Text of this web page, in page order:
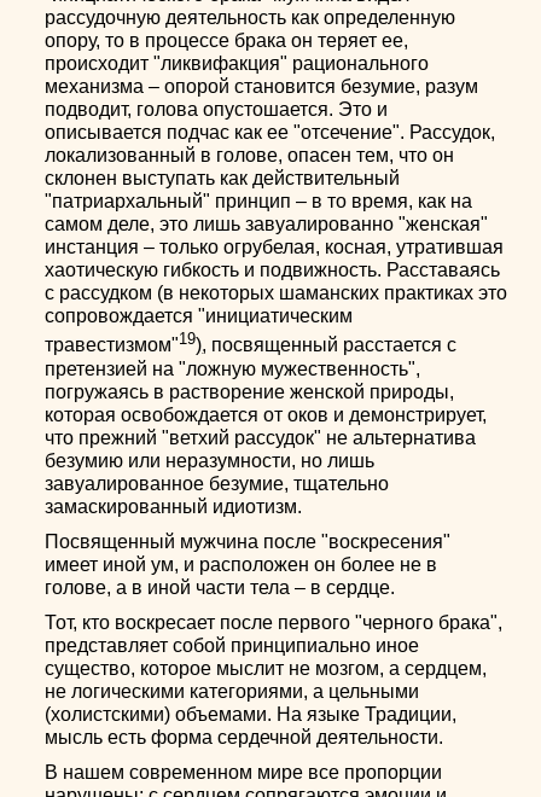
рассудочную деятельность как определенную
опору, то в процессе брака он теряет ее,
происходит "ликвифакция" рационального
механизма – опорой становится безумие, разум
подводит, голова опустошается. Это и
описывается подчас как ее "отсечение". Рассудок,
локализованный в голове, опасен тем, что он
склонен выступать как действительный
"патриархальный" принцип – в то время, как на
самом деле, это лишь завуалированно "женская"
инстанция – только огрубелая, косная, утратившая
хаотическую гибкость и подвижность. Расставаясь
с рассудком (в некоторых шаманских практиках это
сопровождается "инициатическим
травестизмом"19), посвященный расстается с
претензией на "ложную мужественность",
погружаясь в растворение женской природы,
которая освобождается от оков и демонстрирует,
что прежний "ветхий рассудок" не альтернатива
безумию или неразумности, но лишь
завуалированное безумие, тщательно
замаскированный идиотизм.
Посвященный мужчина после "воскресения"
имеет иной ум, и расположен он более не в
голове, а в иной части тела – в сердце.
Тот, кто воскресает после первого "черного брака",
представляет собой принципиально иное
существо, которое мыслит не мозгом, а сердцем,
не логическими категориями, а цельными
(холистскими) объемами. На языке Традиции,
мысль есть форма сердечной деятельности.
В нашем современном мире все пропорции